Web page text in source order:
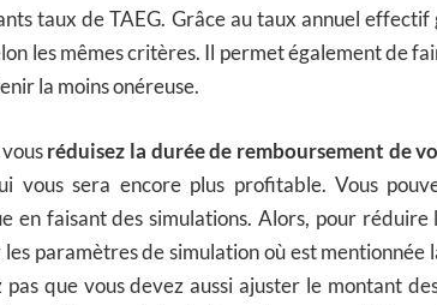
taux de TAEG. Grâce au taux annuel
les mêmes critères. Il permet également de
la moins onéreuse.
réduisez la durée de remboursement de
vous sera encore plus profitable. Vous
en faisant des simulations. Alors, pour réduire
paramètres de simulation où est
pas que vous devez aussi ajuster le montant